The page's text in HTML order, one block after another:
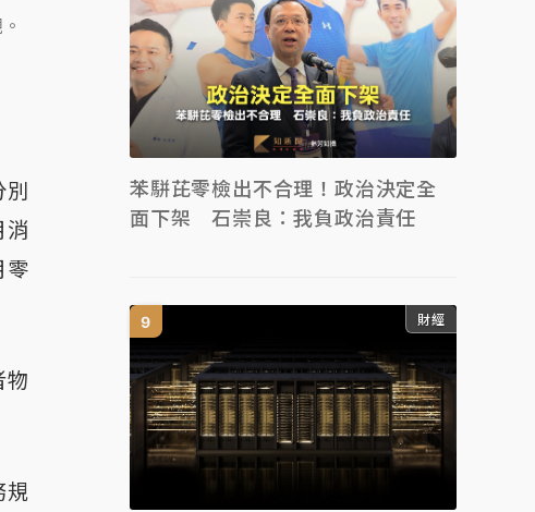
別
消
零
物
規
苯駢芘零檢出不合理！政治決定全
面下架 石崇良：我負政治責任
財經